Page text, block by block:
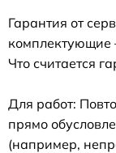
Гарантия от
комплектующие
Что считается
Для работ:
прямо
(например,